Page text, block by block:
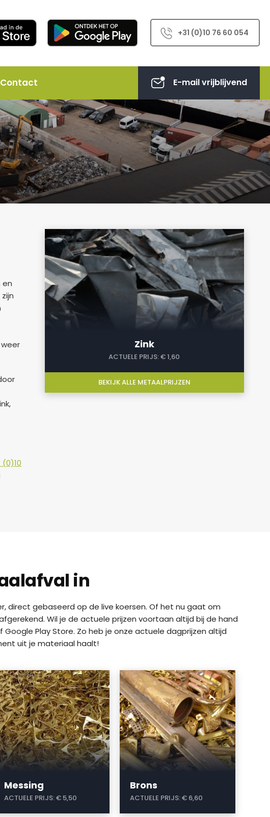
+31 (0)10 76 60 054
Contact E-mail vrijblijvend
en
(0)10
Zink
ACTUELE PRIJS:€ 1,60
BEKIJK ALLE METAALPRIJZEN
a
in
direct gebaseerd op de live koersen. Of het nu gaat om
Wil je de actuele prijzen voortaan altijd bij de hand
Play Store. Zo heb je onze actuele dagprijzen altijd
uit je materiaal haalt!
Messing
ACTUELE PRIJS:€ 5,50
Brons
ACTUELE PRIJS:€ 6,60
a